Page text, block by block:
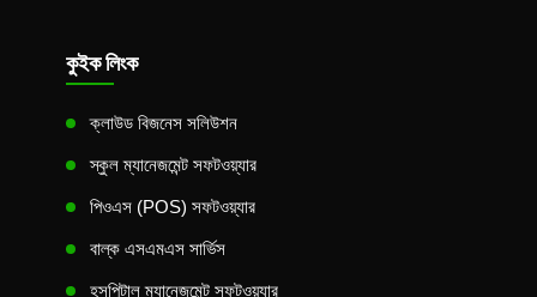
কুইক লিংক
ক্লাউড বিজনেস সলিউশন
স্কুল ম্যানেজমেন্ট সফটওয়্যার
পিওএস (POS) সফটওয়্যার
বাল্ক এসএমএস সার্ভিস
হসপিটাল ম্যানেজমেন্ট সফটওয়্যার